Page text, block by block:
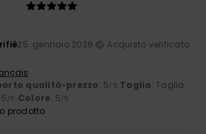
25. gennaio 2026
Acquisto verificato
qualità-prezzo: 5/5 Taglia: Taglia
/5 Colore: 5/5
prodotto